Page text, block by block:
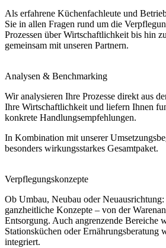
Als erfahrene Küchenfachleute und
Sie in allen Fragen rund um die
Prozessen über Wirtschaftlichkeit bis hin
gemeinsam mit unseren Partnern.
Analysen & Benchmarking
Wir analysieren Ihre Prozesse direkt aus
Ihre Wirtschaftlichkeit und liefern Ihnen
konkrete Handlungsempfehlungen.
In Kombination mit unserer
besonders wirkungsstarkes Gesamtpaket.
Verpflegungskonzepte
Ob Umbau, Neubau oder
ganzheitliche Konzepte – von der
Entsorgung. Auch angrenzende Bereiche
Stationsküchen oder Ernährungsberatung
integriert.